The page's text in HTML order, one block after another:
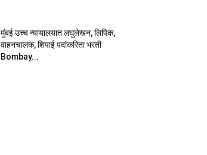
मुंबई उच्च न्यायालयात लघुलेखन, लिपिक,
वाहनचालक, शिपाई पदांकरिता भरती
Bombay...